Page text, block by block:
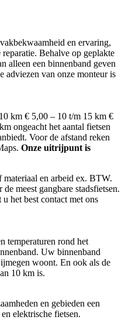
en ervaring,
Behalve op geplakte
alleen een binnenband geven
adviezen van onze monteur is
km € 5,00 – 10 t/m 15 km €
ongeacht het aantal fietsen
Voor de afstand reken
Onze uitrijpunt is
en arbeid ex. BTW.
meest gangbare stadsfietsen.
het best contact met ons
temperaturen rond het
Uw binnenband
woont. En ook als de
10 km is.
en gebieden een
elektrische fietsen.